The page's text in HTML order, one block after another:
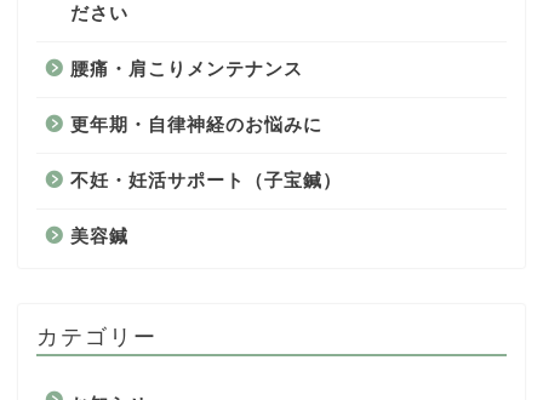
ださい
腰痛・肩こりメンテナンス
更年期・自律神経のお悩みに
不妊・妊活サポート（子宝鍼）
美容鍼
カテゴリー